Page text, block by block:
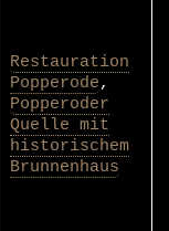
Restauration
Popperode,
Popperoder
Quelle mit
historischem
Brunnenhaus